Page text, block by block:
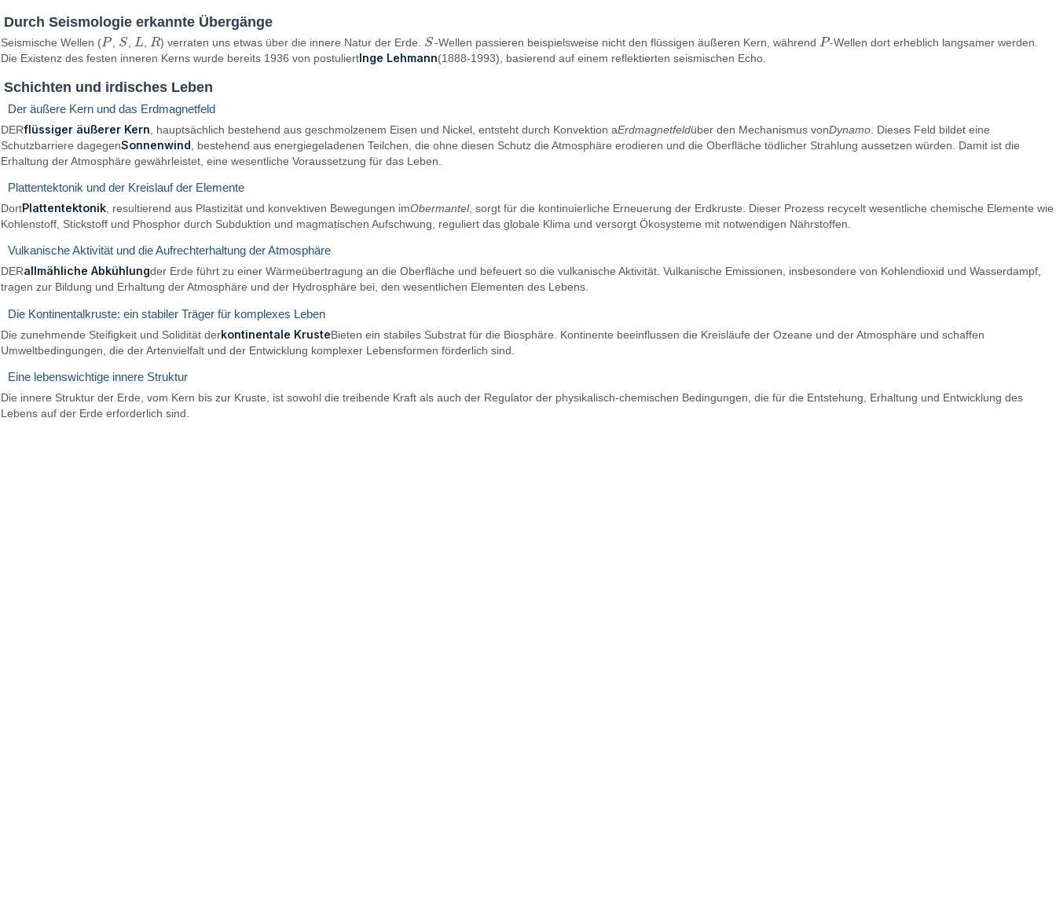
Durch Seismologie erkannte Übergänge
Seismische Wellen (P
P , S
S L
L R
R) verraten uns etwas über die innere Natur der Erde. S
S -Wellen passieren beispielsweise nicht den flüssigen äußeren Kern, während P
P -Wellen dort erheblich langsamer werden.
Die Existenz des festen inneren Kerns wurde bereits 1936 von postuliertInge Lehmann(1888-1993), basierend auf einem reflektierten seismischen Echo.
Schichten und irdisches Leben
Der äußere Kern und das Erdmagnetfeld
DERflüssiger äußerer Kern , hauptsächlich bestehend aus geschmolzenem Eisen und Nickel, entsteht durch Konvektion aErdmagnetfeldüber den Mechanismus vonDynamo . Dieses Feld bildet eine
Schutzbarriere dagegenSonnenwind , bestehend aus energiegeladenen Teilchen, die ohne diesen Schutz die Atmosphäre erodieren und die Oberfläche tödlicher Strahlung aussetzen würden. Damit ist die
Erhaltung der Atmosphäre gewährleistet, eine wesentliche Voraussetzung für das Leben.
Plattentektonik und der Kreislauf der Elemente
DortPlattentektonik, resultierend aus Plastizität und konvektiven Bewegungen imObermantel, sorgt für die kontinuierliche Erneuerung der Erdkruste. Dieser Prozess recycelt wesentliche chemische Elemente wie
Kohlenstoff, Stickstoff und Phosphor durch Subduktion und magmatischen Aufschwung, reguliert das globale Klima und versorgt Ökosysteme mit notwendigen Nährstoffen.
Vulkanische Aktivität und die Aufrechterhaltung der Atmosphäre
DERallmähliche Abkühlungder Erde führt zu einer Wärmeübertragung an die Oberfläche und befeuert so die vulkanische Aktivität. Vulkanische Emissionen, insbesondere von Kohlendioxid und Wasserdampf,
tragen zur Bildung und Erhaltung der Atmosphäre und der Hydrosphäre bei, den wesentlichen Elementen des Lebens.
Die Kontinentalkruste: ein stabiler Träger für komplexes Leben
Die zunehmende Steifigkeit und Solidität derkontinentale KrusteBieten ein stabiles Substrat für die Biosphäre. Kontinente beeinflussen die Kreisläufe der Ozeane und der Atmosphäre und schaffen
Umweltbedingungen, die der Artenvielfalt und der Entwicklung komplexer Lebensformen förderlich sind.
Eine lebenswichtige innere Struktur
Die innere Struktur der Erde, vom Kern bis zur Kruste, ist sowohl die treibende Kraft als auch der Regulator der physikalisch-chemischen Bedingungen, die für die Entstehung, Erhaltung und Entwicklung des
Lebens auf der Erde erforderlich sind.